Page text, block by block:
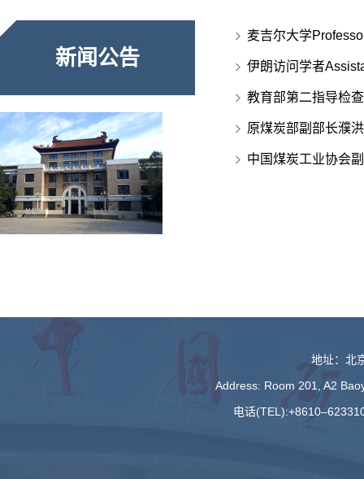
新闻公告
麦吉尔大学
伊朗访问学者
教育部第二指导检
原煤炭部副部长濮
中国煤炭工业协会
地址：北
Address: Room 201, A2
电话